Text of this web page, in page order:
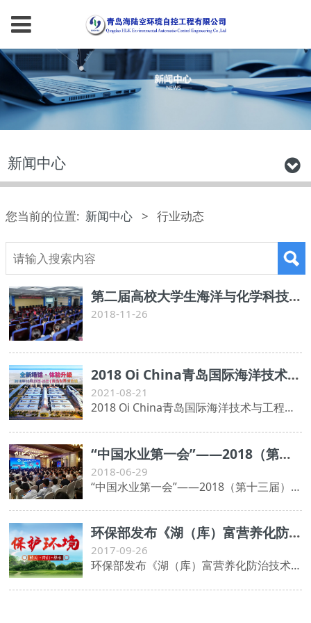
新闻中心
您当前的位置: 新闻中心 > 行业动态
第二届高校大学生海洋与化学科技实践论坛在中国海洋大学举行
2018-11-26
2018 Oi China青岛国际海洋技术与工程设备展览会将于10月盛大开幕
2021-08-21
2018 Oi China青岛国际海洋技术与工程设备展览会将于10月盛大开幕
“中国水业第一会”——2018（第十三届）青岛国际水大会盛大开幕
2018-06-29
“中国水业第一会”——2018（第十三届）青岛国际水大会盛大开幕
环保部发布《湖（库）富营养化防治技术政策》的公告
2017-09-26
环保部发布《湖（库）富营养化防治技术政策》的公告